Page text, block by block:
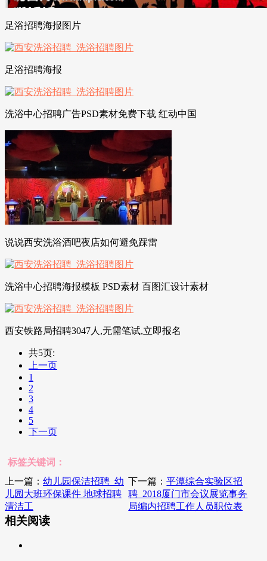
足浴招聘海报图片
足浴招聘海报
洗浴中心招聘广告PSD素材免费下载 红动中国
说说西安洗浴酒吧夜店如何避免踩雷
洗浴中心招聘海报模板 PSD素材 百图汇设计素材
西安铁路局招聘3047人,无需笔试,立即报名
共5页:
上一页
1
2
3
4
5
下一页
标签关键词：
上一篇： 幼儿园保洁招聘_幼
儿园大班环保课件 地球招聘
清洁工
下一篇：平潭综合实验区招
聘_2018厦门市会议展览事务
局编内招聘工作人员职位表
相关阅读